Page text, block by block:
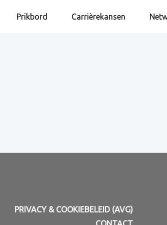
Prikbord Carrièrekansen
PRIVACY & COOKIEBELEID (AVG)